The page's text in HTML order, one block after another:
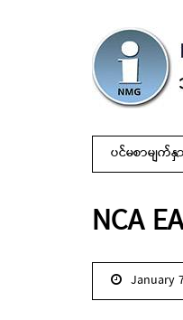
ပင်မစာမျက်နှာ
NCA
January